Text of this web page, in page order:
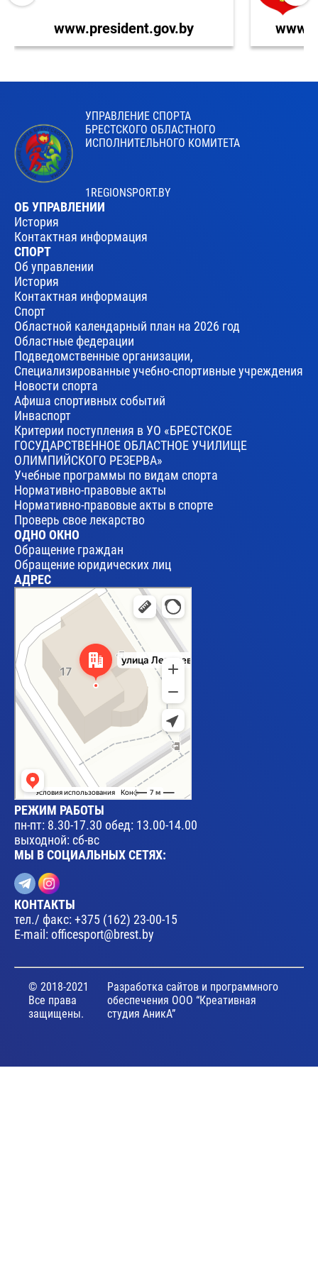
www.president.gov.by
УПРАВЛЕНИЕ СПОРТА
БРЕСТСКОГО ОБЛАСТНОГО
ИСПОЛНИТЕЛЬНОГО КОМИТЕТА
1REGIONSPORT.BY
ОБ УПРАВЛЕНИИ
История
Контактная информация
СПОРТ
Об управлении
История
Контактная информация
Спорт
Областной календарный план на 2026 год
Областные федерации
Подведомственные организации,
Специализированные учебно-спортивные учреждения
Новости спорта
Афиша спортивных событий
Инваспорт
Критерии поступления в УО «БРЕСТСКОЕ
ГОСУДАРСТВЕННОЕ ОБЛАСТНОЕ УЧИЛИЩЕ
ОЛИМПИЙСКОГО РЕЗЕРВА»
Учебные программы по видам спорта
Нормативно-правовые акты
Нормативно-правовые акты в спорте
Проверь свое лекарство
ОДНО ОКНО
Обращение граждан
Обращение юридических лиц
АДРЕС
Брест
Улица Леваневского, 17 — Яндекс Карты
РЕЖИМ РАБОТЫ
пн-пт: 8.30-17.30 обед: 13.00-14.00
выходной: сб-вс
МЫ В СОЦИАЛЬНЫХ СЕТЯХ:
КОНТАКТЫ
тел./ факс: +375 (162) 23-00-15
E-mail: officesport@brest.by
© 2018-2021
Все права
защищены.
Разработка сайтов и программного
обеспечения ООО “Креативная
студия АникА”